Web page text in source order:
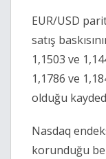
EUR/USD
satış
1,1503 ve
1,1786 ve
olduğu
Nasdaq
korunduğu